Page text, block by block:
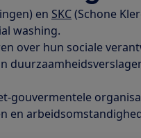
en SKC(Schone
washing.
over hun sociale
gouvermentele
en